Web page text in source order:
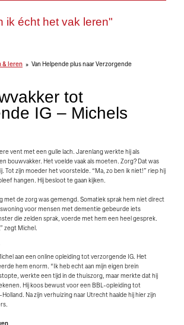
ik écht het vak leren"
& leren Van Helpende plus naar Verzorgende
tot
IG – Michels
vent met een gulle lach. Jarenlang werkte hij als
bouwvakker. Het voelde vaak als moeten. Zorg? Dat was
Tot zijn moeder het voorstelde. “Ma, zo ben ik niet!” riep hij
hangen. Hij besloot te gaan kijken.
met de zorg was gemengd. Somatiek sprak hem niet direct
voor mensen met dementie gebeurde iets
die zelden sprak, voerde met hem een heel gesprek.
zegt Michel.
aan een online opleiding tot verzorgende IG. Het
hem enorm. “Ik heb echt aan mijn eigen brein
werkte een tijd in de thuiszorg, maar merkte dat hij
Hij koos bewust voor een BBL-opleiding tot
Na zijn verhuizing naar Utrecht haalde hij hier zijn